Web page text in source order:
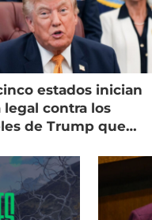
estados inician
legal contra los
de Trump que